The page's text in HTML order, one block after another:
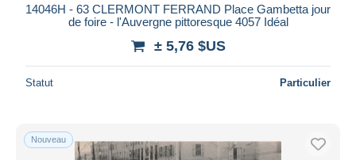
14046H - 63 CLERMONT FERRAND Place Gambetta jour
de foire - l'Auvergne pittoresque 4057 Idéal
± 5,76 $US
Statut Particulier
Nouveau